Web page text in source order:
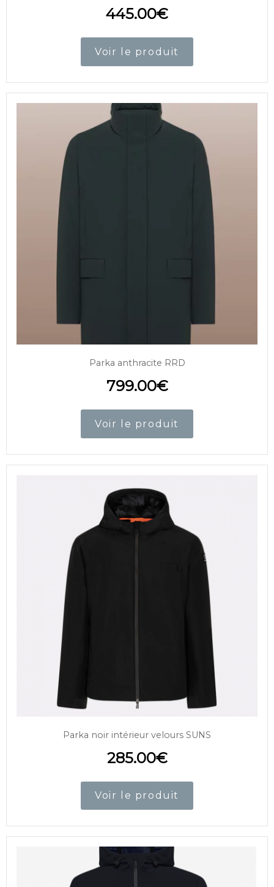
445.00€
Voir le produit
Parka anthracite RRD
799.00€
Voir le produit
Parka noir intérieur velours SUNS
285.00€
Voir le produit